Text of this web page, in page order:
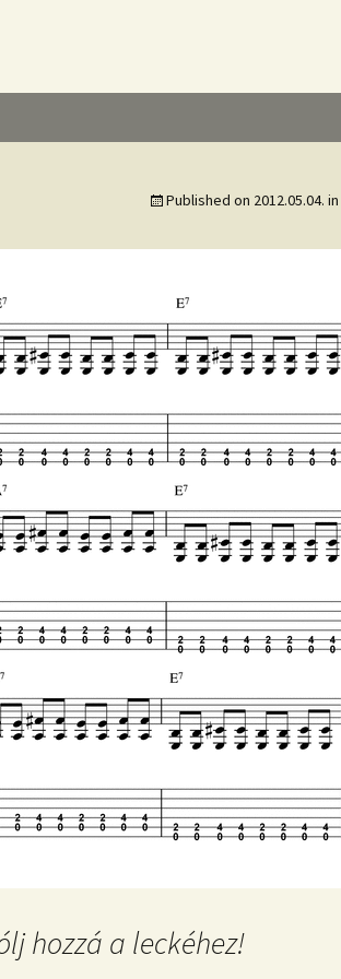
Published on 2012.05.04. in
hozzá a leckéhez!